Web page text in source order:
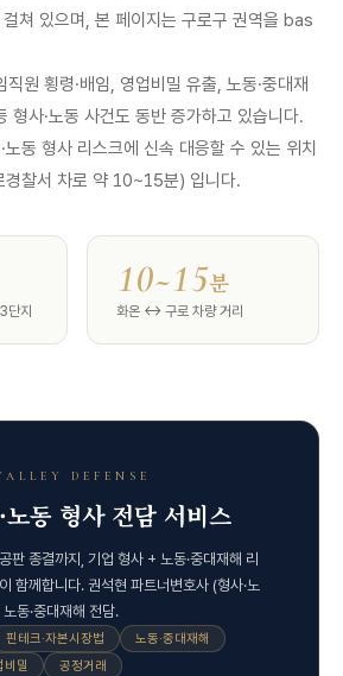
쳐 있으며, 본 페이지는 구로구 권역을 bas
원 횡령·배임, 영업비밀 유출, 노동·중대재
형사·노동 사건도 동반 증가하고 있습니다.
동 형사 리스크에 신속 대응할 수 있는 위치
경찰서 차로 약 10~15분) 입니다.
단지
10~15분
화온 ↔ 구로 차량 거리
DEFENSE
노동 형사 전담 서비스
판 종결까지, 기업 형사 + 노동·중대재해 리
함께합니다. 권석현 파트너변호사 (형사·노
동·중대재해 전담.
핀테크·자본시장법
노동·중대재해
비밀 공정거래